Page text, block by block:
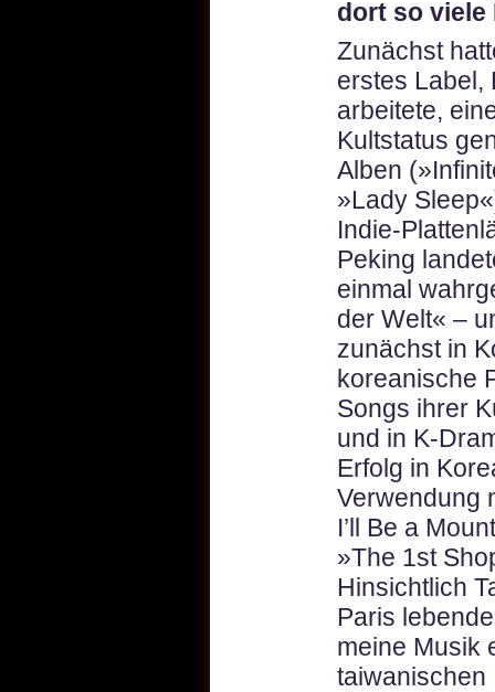
dort so viele
Zunächst
erstes Label,
arbeitete,
Kultstatus
Alben
»Lady
Indie-
Peking
einmal
der Welt« –
zunächst in
koreanische
Songs ihrer
und in K-
Erfolg in
Verwendung
I’ll Be a
»The 1st
Hinsichtlich
Paris
meine Musik
taiwanischen